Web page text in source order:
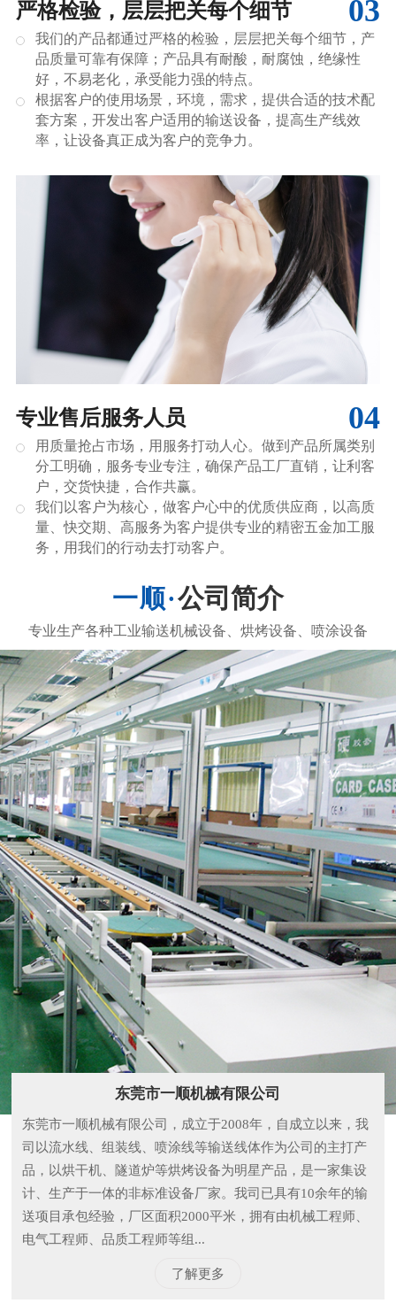
03
严格检验，层层把关每个细节
我们的产品都通过严格的检验，层层把关每个细节，产
品质量可靠有保障；产品具有耐酸，耐腐蚀，绝缘性
好，不易老化，承受能力强的特点。
根据客户的使用场景，环境，需求，提供合适的技术配
套方案，开发出客户适用的输送设备，提高生产线效
率，让设备真正成为客户的竞争力。
04
专业售后服务人员
用质量抢占市场，用服务打动人心。做到产品所属类别
分工明确，服务专业专注，确保产品工厂直销，让利客
户，交货快捷，合作共赢。
我们以客户为核心，做客户心中的优质供应商，以高质
量、快交期、高服务为客户提供专业的精密五金加工服
务，用我们的行动去打动客户。
公司简介
东莞市一顺机械有限公司
东莞市一顺机械有限公司，成立于2008年，自成立以来，我
司以流水线、组装线、喷涂线等输送线体作为公司的主打产
品，以烘干机、隧道炉等烘烤设备为明星产品，是一家集设
计、生产于一体的非标准设备厂家。我司已具有10余年的输
送项目承包经验，厂区面积2000平米，拥有由机械工程师、
电气工程师、品质工程师等组...
了解更多